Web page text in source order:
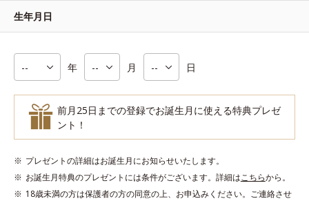
生年月日
年 月 日
前月25日までの登録でお誕生月に使える特典プレゼ
ント！
プレゼントの詳細はお誕生月にお知らせいたします。
お誕生月特典のプレゼントには条件がございます。詳細はこちらから。
18歳未満の方は保護者の方の同意の上、お申込みください。ご連絡させ